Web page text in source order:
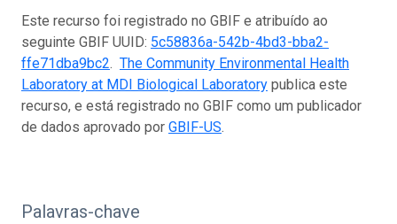
Este recurso foi registrado no GBIF e atribuído ao
seguinte GBIF UUID: 5c58836a-542b-4bd3-bba2-
ffe71dba9bc2. The Community Environmental Health
Laboratory at MDI Biological Laboratory publica este
recurso, e está registrado no GBIF como um publicador
de dados aprovado por GBIF-US.
Palavras-chave